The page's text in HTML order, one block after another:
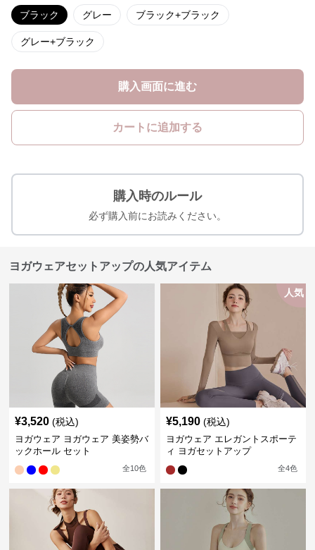
ブラック グレー ブラック+ブラック
グレー+ブラック
購入画面に進む
カートに追加する
購入時のルール
必ず購入前にお読みください。
ヨガウェアセットアップの人気アイテム
¥3,520 (税込)
ヨガウェア ヨガウェア 美姿勢バ
ックホール セット
全10色
人気
¥5,190 (税込)
ヨガウェア エレガントスポーテ
ィ ヨガセットアップ
全4色